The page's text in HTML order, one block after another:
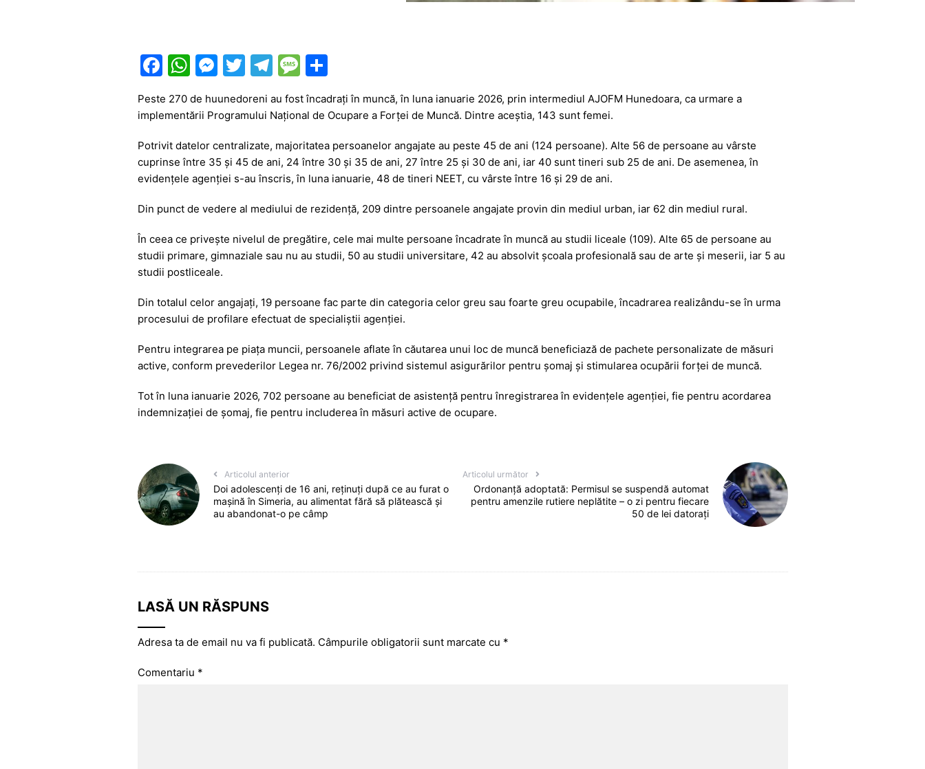
F
c
b
o
k
W
at
A
p
M
s
s
e
n
er
T
itt
T
el
e
gr
a
m
M
e
s
a
g
P
ar
ta
a
z
ă
Peste 270 de huunedoreni au fost încadrați în muncă, în luna ianuarie 2026, prin intermediul AJOFM Hunedoara, ca urmare a
implementării Programului Național de Ocupare a Forței de Muncă. Dintre aceștia, 143 sunt femei.
Potrivit datelor centralizate, majoritatea persoanelor angajate au peste 45 de ani (124 persoane). Alte 56 de persoane au vârste
cuprinse între 35 și 45 de ani, 24 între 30 și 35 de ani, 27 între 25 și 30 de ani, iar 40 sunt tineri sub 25 de ani. De asemenea, în
evidențele agenției s-au înscris, în luna ianuarie, 48 de tineri NEET, cu vârste între 16 și 29 de ani.
Din punct de vedere al mediului de rezidență, 209 dintre persoanele angajate provin din mediul urban, iar 62 din mediul rural.
În ceea ce privește nivelul de pregătire, cele mai multe persoane încadrate în muncă au studii liceale (109). Alte 65 de persoane au
studii primare, gimnaziale sau nu au studii, 50 au studii universitare, 42 au absolvit școala profesională sau de arte și meserii, iar 5 au
studii postliceale.
Din totalul celor angajați, 19 persoane fac parte din categoria celor greu sau foarte greu ocupabile, încadrarea realizându-se în urma
procesului de profilare efectuat de specialiștii agenției.
Pentru integrarea pe piața muncii, persoanele aflate în căutarea unui loc de muncă beneficiază de pachete personalizate de măsuri
active, conform prevederilor Legea nr. 76/2002 privind sistemul asigurărilor pentru șomaj și stimularea ocupării forței de muncă.
Tot în luna ianuarie 2026, 702 persoane au beneficiat de asistență pentru înregistrarea în evidențele agenției, fie pentru acordarea
indemnizației de șomaj, fie pentru includerea în măsuri active de ocupare.
Articolul anterior
Doi adolescenți de 16 ani, reținuți după ce au furat o
mașină în Simeria, au alimentat fără să plătească și
au abandonat-o pe câmp
Articolul următor
Ordonanță adoptată: Permisul se suspendă automat
pentru amenzile rutiere neplătite – o zi pentru fiecare
50 de lei datorați
LASĂ UN RĂSPUNS
Adresa ta de email nu va fi publicată. Câmpurile obligatorii sunt marcate cu *
Comentariu *